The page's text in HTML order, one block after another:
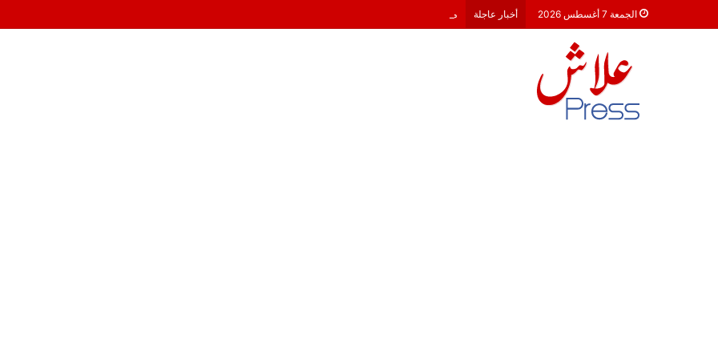
الجمعة 7 أغسطس 2026 أخبار عاجلة معركة 23 شتنبر 2026: هل أصبحت الأحزاب السياسية مجرد محطات لـ “الترحال الانتخابي”؟